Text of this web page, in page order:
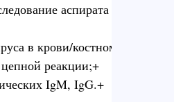
аспирата костного
в крови/костном мозге
реакции;+
IgM, IgG.+